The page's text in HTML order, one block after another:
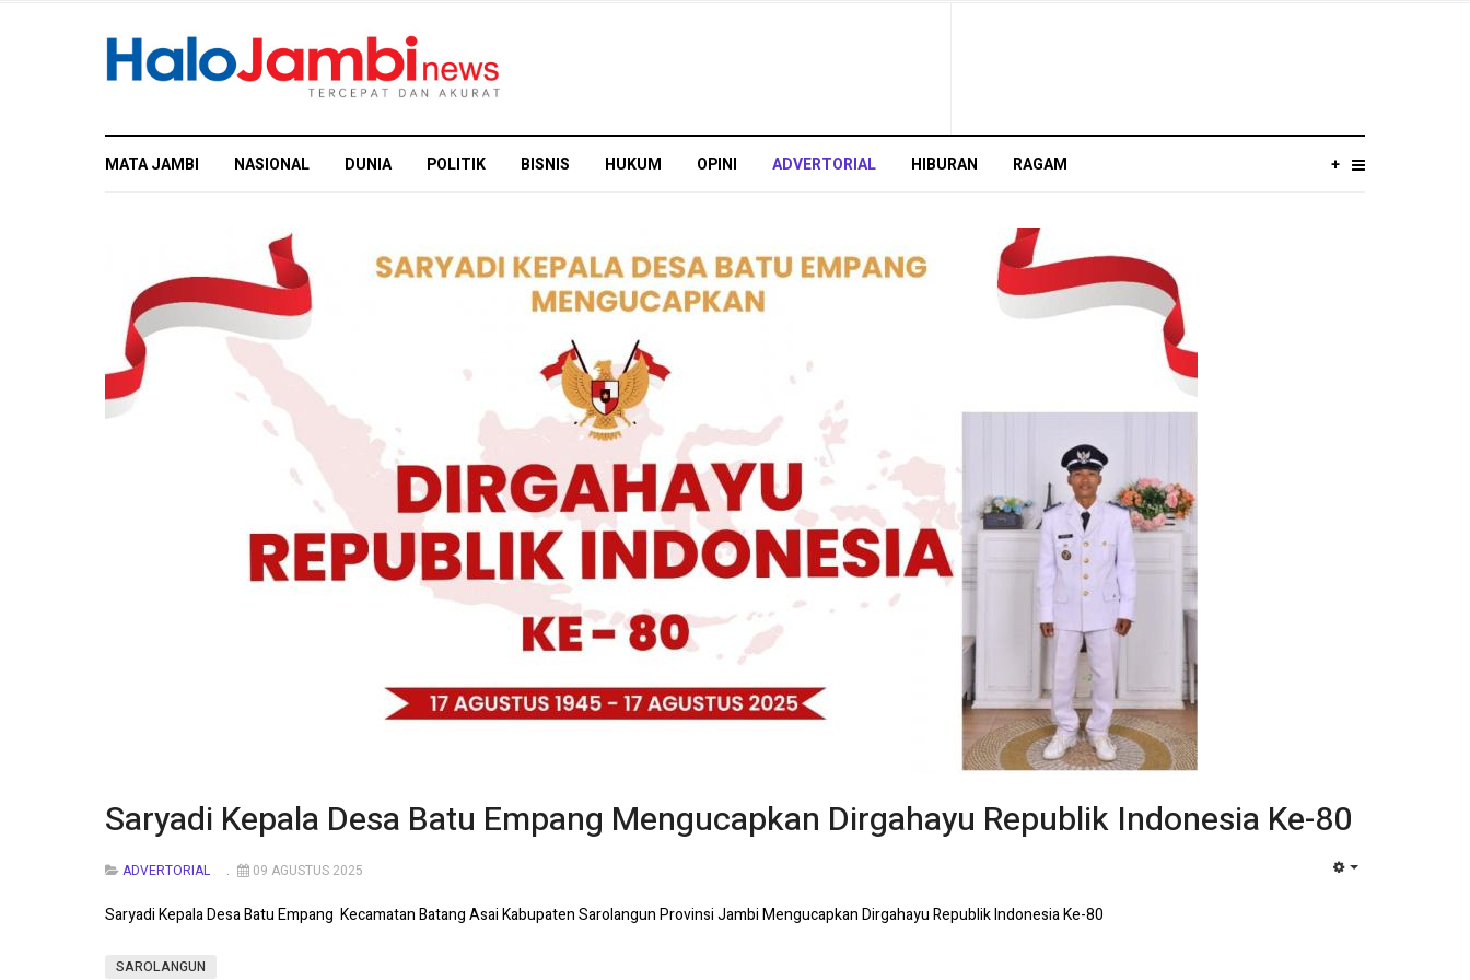
MATA JAMBI NASIONAL DUNIA POLITIK BISNIS HUKUM OPINI ADVERTORIAL HIBURAN RAGAM +
Saryadi Kepala Desa Batu Empang Mengucapkan Dirgahayu Republik Indonesia Ke-80
ADVERTORIAL 09 AGUSTUS 2025
Saryadi Kepala Desa Batu Empang Kecamatan Batang Asai Kabupaten Sarolangun Provinsi Jambi Mengucapkan Dirgahayu Republik Indonesia Ke-80
SAROLANGUN